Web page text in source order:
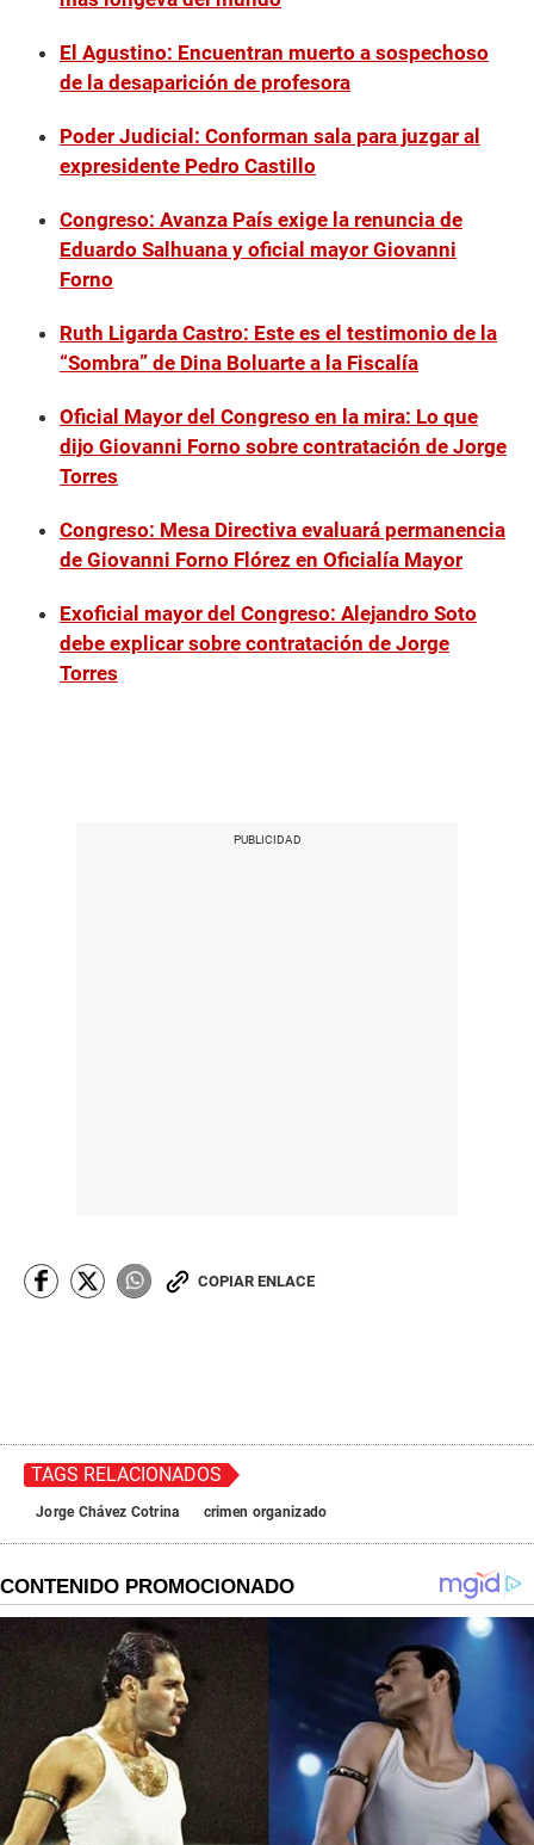
El Agustino: Encuentran muerto a sospechoso
de la desaparición de profesora
Poder Judicial: Conforman sala para juzgar al
expresidente Pedro Castillo
Congreso: Avanza País exige la renuncia de
Eduardo Salhuana y oficial mayor Giovanni
Forno
Ruth Ligarda Castro: Este es el testimonio de la
“Sombra” de Dina Boluarte a la Fiscalía
Oficial Mayor del Congreso en la mira: Lo que
dijo Giovanni Forno sobre contratación de Jorge
Torres
Congreso: Mesa Directiva evaluará permanencia
de Giovanni Forno Flórez en Oficialía Mayor
Exoficial mayor del Congreso: Alejandro Soto
debe explicar sobre contratación de Jorge
Torres
COPIAR ENLACE
TAGS RELACIONADOS
Jorge Chávez Cotrina crimen organizado